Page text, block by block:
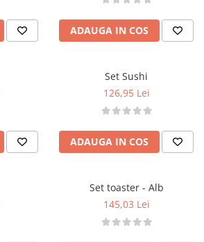
ADAUGA IN COS
Set Sushi
126,95 Lei
ADAUGA IN COS
Set toaster - Alb
145,03 Lei